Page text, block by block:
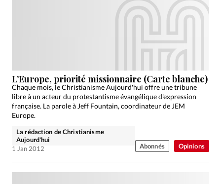
Opinions
L’Europe, priorité missionnaire (Carte blanche)
Chaque mois, le Christianisme Aujourd'hui offre une tribune
libre à un acteur du protestantisme évangélique d'expression
française. La parole à Jeff Fountain, coordinateur de JEM
Europe.
La rédaction de Christianisme
Aujourd'hui
1 Jan 2012
Abonnés